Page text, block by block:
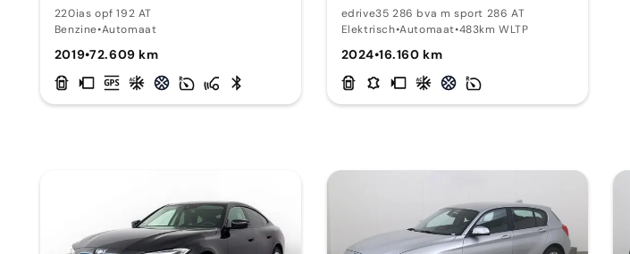
220ias opf 192 AT
Benzine•Automaat
2019•72.609 km
edrive35 286 bva m sport 286 AT
Elektrisch•Automaat•483km WLTP
2024•16.160 km